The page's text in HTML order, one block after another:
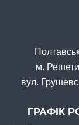
58 грн
м.
вул.
ГРАФІК